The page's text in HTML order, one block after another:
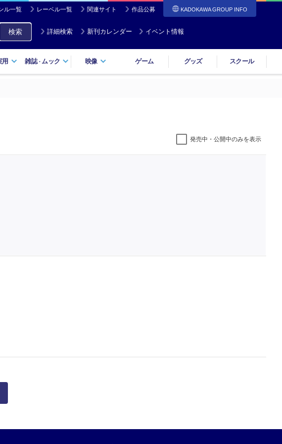
ル一覧 レーベル一覧 関連サイト 作品公募 KADOKAWA GROUP INFO
検索 詳細検索 新刊カレンダー イベント情報
用 雑誌・ ムック 映像 ゲーム グッズ スクール
発売中・公開中のみを表示